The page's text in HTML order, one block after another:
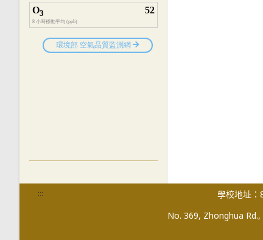
::: 學校地址：
No. 369, Zhonghua Rd.,